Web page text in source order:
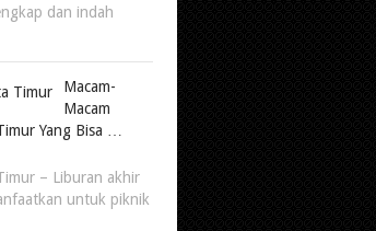
dan indah
Macam-
Macam
Yang Bisa …
– Liburan akhir
untuk piknik